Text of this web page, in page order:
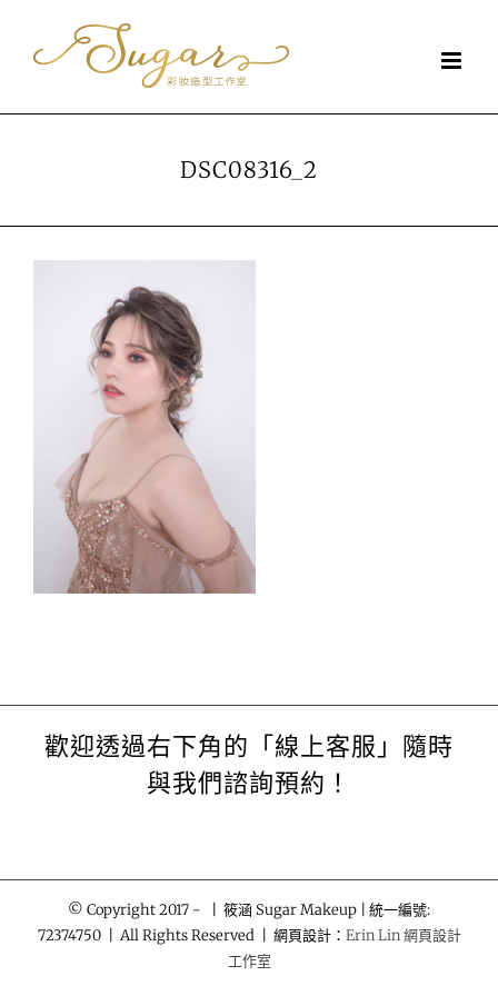
DSC08316_2
歡迎透過右下角的「線上客服」隨時
與我們諮詢預約！
© Copyright 2017 -
| 筱涵 Sugar Makeup | 統一編號:
72374750 | All Rights Reserved | 網頁設計： Erin Lin 網頁設計
工作室